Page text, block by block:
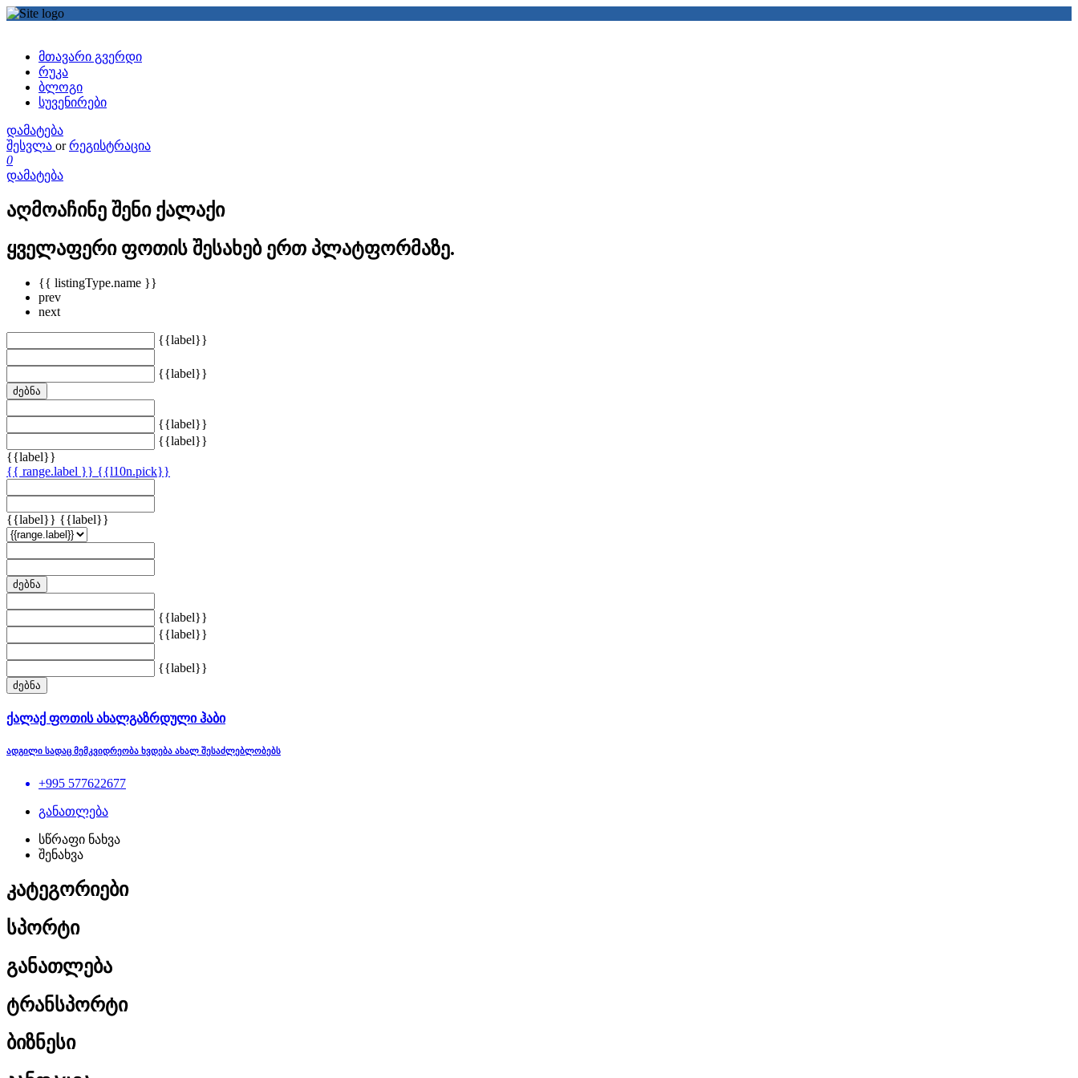
მთავარი გვერდი
რუკა
ბლოგი
სუვენირები
დამატება
შესვლა or რეგისტრაცია
0
დამატება
აღმოაჩინე შენი ქალაქი
ყველაფერი ფოთის შესახებ ერთ პლატფორმაზე.
{{ listingType.name }}
prev
next
{{label}}
{{label}}
ძებნა
{{label}}
{{label}}
{{label}}
{{ range.label }} {{l10n.pick}}
{{label}} {{label}}
ძებნა
{{label}}
{{label}}
{{label}}
ძებნა
ქალაქ ფოთის ახალგაზრდული ჰაბი
ადგილი სადაც მემკვიდრეობა ხვდება ახალ შესაძლებლობებს
+995 577622677
განათლება
სწრაფი ნახვა
შენახვა
კატეგორიები
სპორტი
განათლება
ტრანსპორტი
ბიზნესი